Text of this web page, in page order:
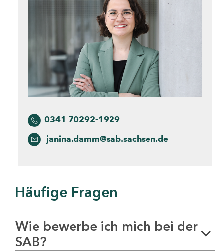
0341 70292-1929
janina.damm@sab.sachsen.de
Häufige Fragen
Wie bewerbe ich mich bei der
SAB?